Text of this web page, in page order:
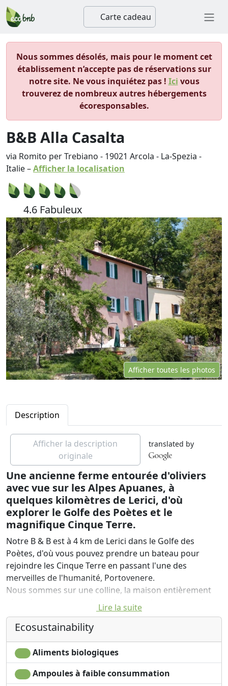
Carte cadeau
Nous sommes désolés, mais pour le moment cet
établissement n’accepte pas de réservations sur
notre site. Ne vous inquiétez pas ! Ici vous
trouverez de nombreux autres hébergements
écoresponsables.
B&B Alla Casalta
via Romito per Trebiano - 19021 Arcola - La-Spezia -
Italie–Afficher la localisation
4.6 Fabuleux
Afficher toutes les photos
Description
Afficher la description
originale
translated by
Une ancienne ferme entourée d'oliviers
avec vue sur les Alpes Apuanes, à
quelques kilomètres de Lerici, d'où
explorer le Golfe des Poètes et le
magnifique Cinque Terre.
Notre B & B est à 4 km de Lerici dans le Golfe des
Poètes, d'où vous pouvez prendre un bateau pour
rejoindre les Cinque Terre en passant l'une des
merveilles de l'humanité, Portovenere.
Nous sommes sur une colline, la maison entièrement
rénové en respectant la tradition locale est entourée
d'un grand jardin avec des fleurs parfumées et presque
toute l'année. Nous avons un grand parking à l'intérieur
du jardin.
Nous avons mis en place de nombreux dispositifs pour
économiser l'eau, l'électricité et du gaz et de réduire les
émissions de CO2.
Lire la suite
Ecosustainability
Aliments biologiques
Ampoules à faible consummation